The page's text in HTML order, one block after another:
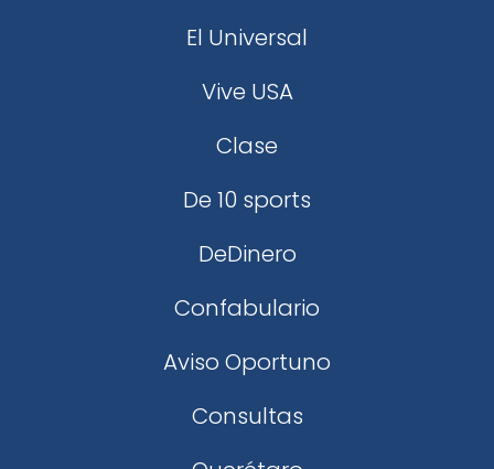
El Universal
Vive USA
Clase
De 10 sports
DeDinero
Confabulario
Aviso Oportuno
Consultas